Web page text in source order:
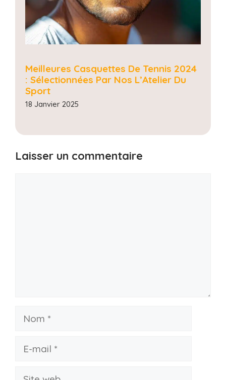
Meilleures Casquettes De Tennis 2024
: Sélectionnées Par Nos L’Atelier Du
Sport
18 Janvier 2025
Laisser un commentaire
Nom
Site